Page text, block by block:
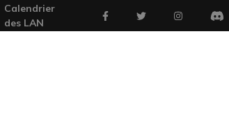
Calendrier
des LAN
FacebookTwitter Instagram